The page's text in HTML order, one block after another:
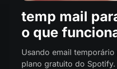
temp mail
o que
Usando email
plano gratuito do